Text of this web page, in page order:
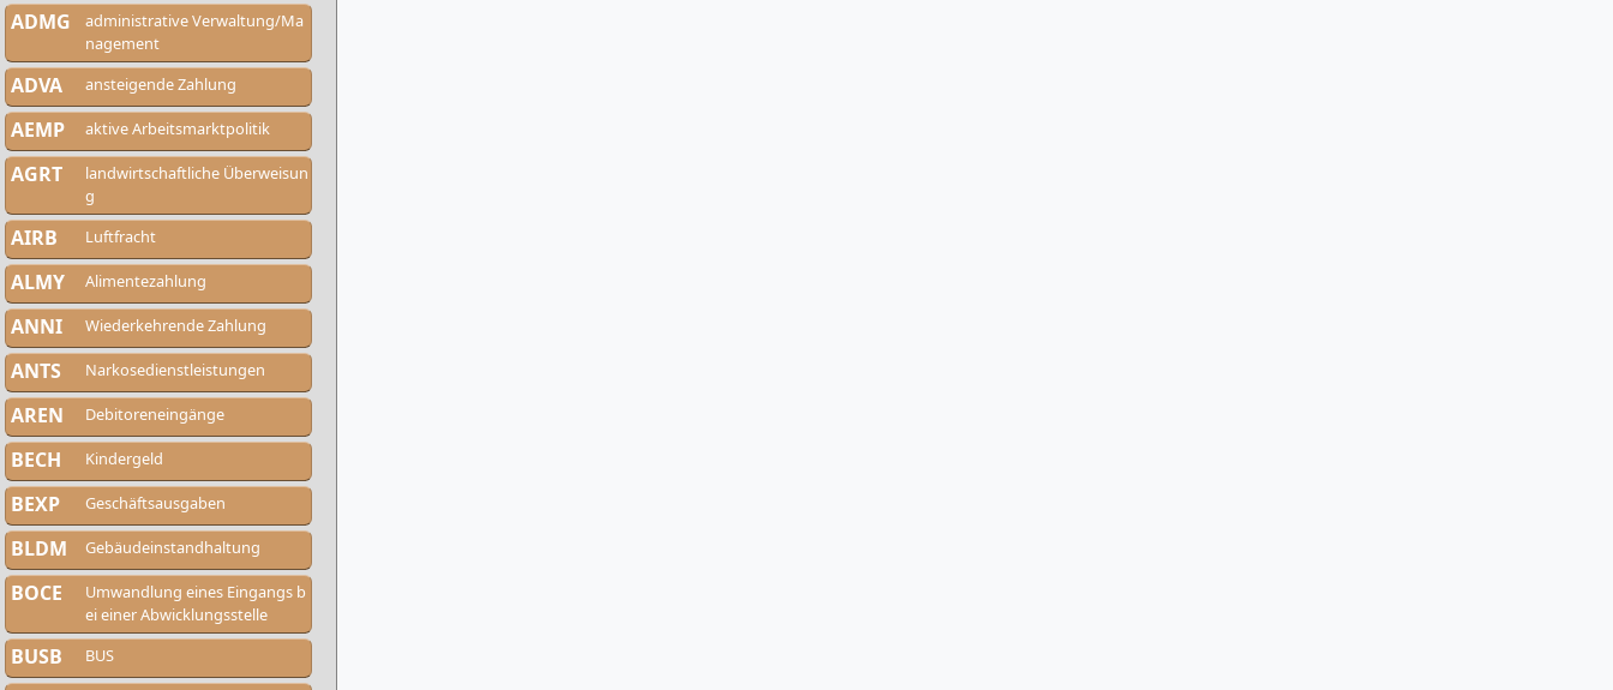
ADMG
administrative Verwaltung/Ma
nagement
ADVA ansteigende Zahlung
AEMP aktive Arbeitsmarktpolitik
AGRT
landwirtschaftliche Überweisun
g
AIRB Luftfracht
ALMY Alimentezahlung
ANNI Wiederkehrende Zahlung
ANTS Narkosedienstleistungen
AREN Debitoreneingänge
BECH Kindergeld
BEXP Geschäftsausgaben
BLDM Gebäudeinstandhaltung
BOCE
Umwandlung eines Eingangs b
ei einer Abwicklungsstelle
BUSB BUS